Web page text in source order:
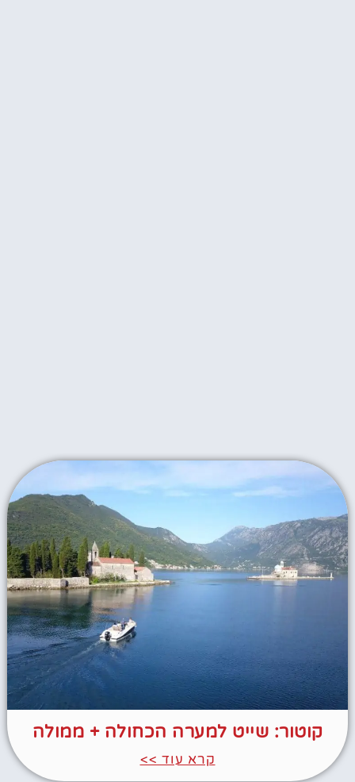
קוטור: שייט למערה הכחולה + ממולה
קרא עוד >>